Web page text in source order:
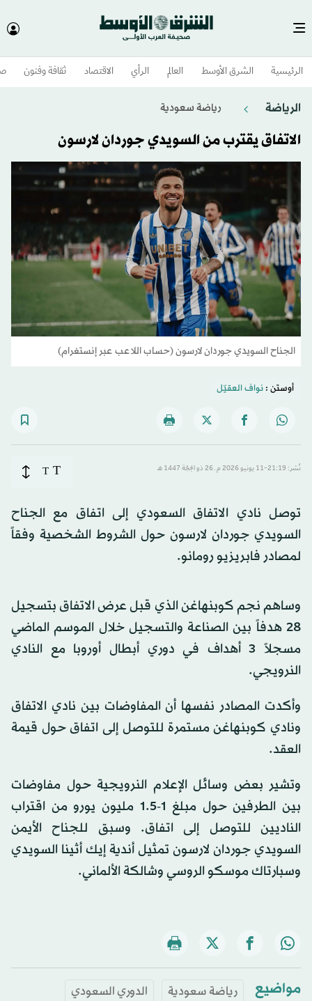
الرئيسية الشرق الأوسط​ العالم الرأي الاقتصاد ثقافة وفنون
الرياضة رياضة سعودية
الاتفاق يقترب من السويدي جوردان لارسون
الجناح السويدي جوردان لارسون (حساب اللاعب عبر إنستغرام)
أوستن :نواف العقيّل
نُشر: 21:19-11 يونيو 2026 م ـ 26 ذو الحِجّة 1447 هـ T
T
توصل نادي الاتفاق السعودي إلى اتفاق مع الجناح
السويدي جوردان لارسون حول الشروط الشخصية وفقاً
لمصادر فابريزيو رومانو.
وساهم نجم كوبنهاغن الذي قبل عرض الاتفاق بتسجيل
28 هدفاً بين الصناعة والتسجيل خلال الموسم الماضي
مسجلاً 3 أهداف في دوري أبطال أوروبا مع النادي
النرويجي.
وأكدت المصادر نفسها أن المفاوضات بين نادي الاتفاق
ونادي كوبنهاغن مستمرة للتوصل إلى اتفاق حول قيمة
العقد.
وتشير بعض وسائل الإعلام النرويجية حول مفاوضات
بين الطرفين حول مبلغ 1-1.5 مليون يورو من اقتراب
الناديين للتوصل إلى اتفاق. وسبق للجناح الأيمن
السويدي جوردان لارسون تمثيل أندية إيك أثينا السويدي
وسبارتاك موسكو الروسي وشالكة الألماني.
مواضيع رياضة سعودية
الدوري السعودي